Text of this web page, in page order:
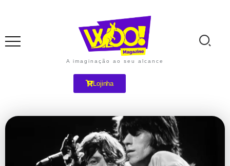
A imaginação ao seu alcance
Lojinha